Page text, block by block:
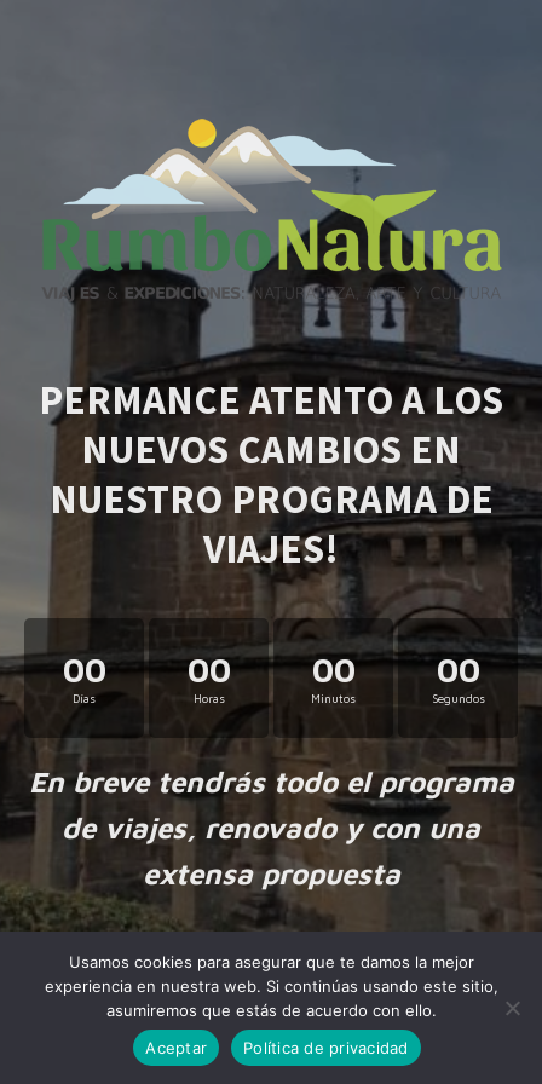
PERMANCE ATENTO A LOS
NUEVOS CAMBIOS EN
NUESTRO PROGRAMA DE
VIAJES!
00
Días
00
Horas
00
Minutos
00
Segundos
En breve tendrás todo el programa
de viajes, renovado y con una
extensa propuesta
Made byNiteoThemeswith love.
Usamos cookies para asegurar que te damos la mejor
experiencia en nuestra web. Si continúas usando este sitio,
asumiremos que estás de acuerdo con ello.
Aceptar
Política de privacidad